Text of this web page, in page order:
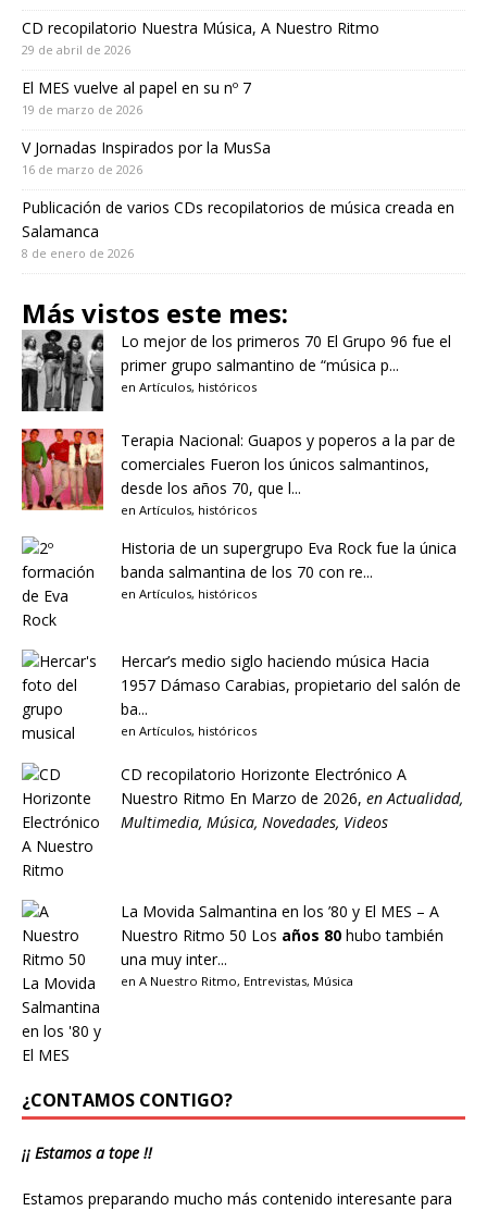
CD recopilatorio Nuestra Música, A Nuestro Ritmo
29 de abril de 2026
El MES vuelve al papel en su nº 7
19 de marzo de 2026
V Jornadas Inspirados por la MusSa
16 de marzo de 2026
Publicación de varios CDs recopilatorios de música creada en
Salamanca
8 de enero de 2026
Más vistos este mes:
Lo mejor de los primeros 70 El Grupo 96 fue el
primer grupo salmantino de “música p...
en Artículos, históricos
Terapia Nacional: Guapos y poperos a la par de
comerciales Fueron los únicos salmantinos,
desde los años 70, que l...
en Artículos, históricos
Historia de un supergrupo Eva Rock fue la única
banda salmantina de los 70 con re...
en Artículos, históricos
Hercar’s medio siglo haciendo música Hacia
1957 Dámaso Carabias, propietario del salón de
ba...
en Artículos, históricos
CD recopilatorio Horizonte Electrónico A
Nuestro Ritmo En Marzo de 2026, enActualidad,
Multimedia, Música, Novedades, Videos
La Movida Salmantina en los ’80 y El MES – A
Nuestro Ritmo 50 Los años 80 hubo también
una muy inter...
en A Nuestro Ritmo, Entrevistas, Música
¿CONTAMOS CONTIGO?
¡¡ Estamos a tope !!
Estamos preparando mucho más contenido interesante para